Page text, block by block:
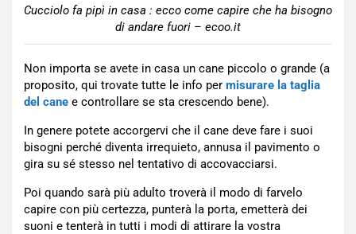
Cucciolo fa pipì in casa : ecco come capire che ha bisogno
di andare fuori – ecoo.it
Non importa se avete in casa un cane piccolo o grande (a
proposito, qui trovate tutte le info per misurare la taglia
del cane e controllare se sta crescendo bene).
In genere potete accorgervi che il cane deve fare i suoi
bisogni perché diventa irrequieto, annusa il pavimento o
gira su sé stesso nel tentativo di accovacciarsi.
Poi quando sarà più adulto troverà il modo di farvelo
capire con più certezza, punterà la porta, emetterà dei
suoni e tenterà in tutti i modi di attirare la vostra